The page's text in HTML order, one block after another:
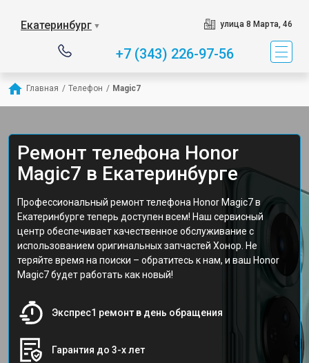
Екатеринбург ▼ улица 8 Марта, 46
+7 (343) 226-97-56
Главная / Телефон / Magic7
Ремонт телефона Honor
Magic7 в Екатеринбурге
Профессиональный ремонт телефона Honor Magic7 в
Екатеринбурге теперь доступен всем! Наш сервисный
центр обеспечивает качественное обслуживание с
использованием оригинальных запчастей Хонор. Не
теряйте время на поиски – обратитесь к нам, и ваш Honor
Magic7 будет работать как новый!
Экспрес1 ремонт в день обращения
Гарантия до 3-х лет